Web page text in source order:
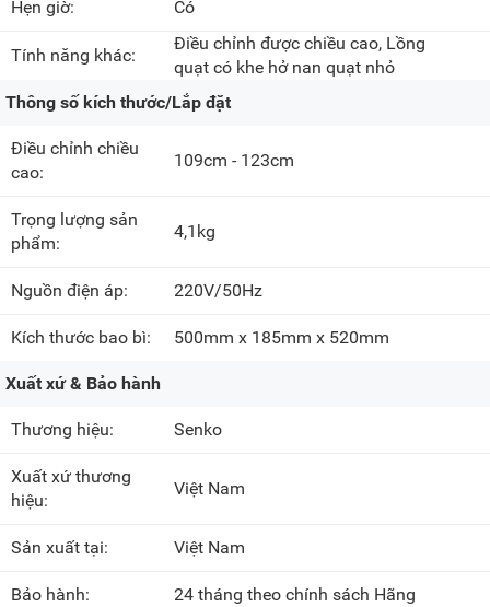
Hẹn giờ: Có
Tính năng khác:
Điều chỉnh được chiều cao, Lồng
quạt có khe hở nan quạt nhỏ
Thông số kích thước/Lắp đặt
Điều chỉnh chiều
cao:
109cm - 123cm
Trọng lượng sản
phẩm:
4,1kg
Nguồn điện áp: 220V/50Hz
Kích thước bao bì: 500mm x 185mm x 520mm
Xuất xứ & Bảo hành
Thương hiệu: Senko
Xuất xứ thương
hiệu:
Việt Nam
Sản xuất tại: Việt Nam
Bảo hành: 24 tháng theo chính sách Hãng